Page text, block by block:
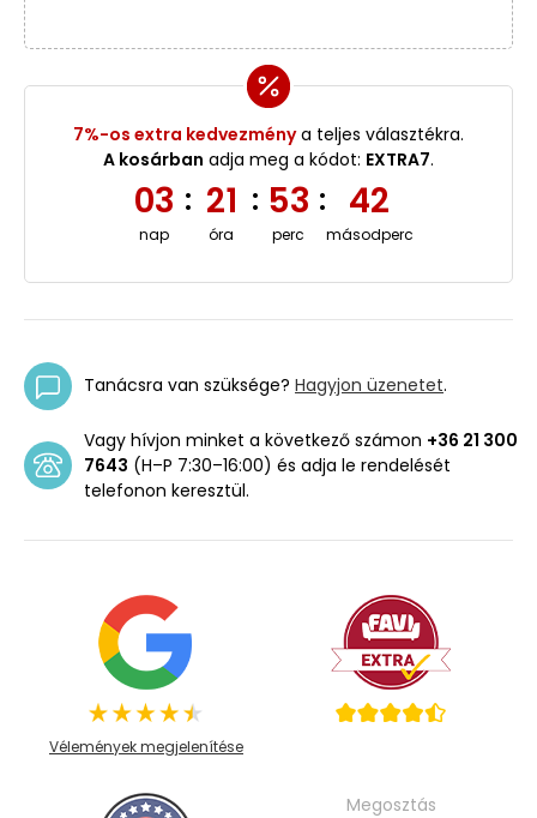
7%-os extra kedvezménya teljes választékra.
A kosárban adja meg a kódot: EXTRA7.
03
nap
: 21
óra
: 53
perc
: 42
másodperc
Tanácsra van szüksége? Hagyjon üzenetet.
Vagy hívjon minket a következő számon +36 21 300
7643 (H–P 7:30–16:00) és adja le rendelését
telefonon keresztül.
Vélemények megjelenítése
Megosztás